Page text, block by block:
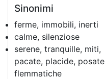
Sinonimi
ferme, immobili, inerti
calme, silenziose
serene, tranquille, miti,
pacate, placide,
flemmatiche